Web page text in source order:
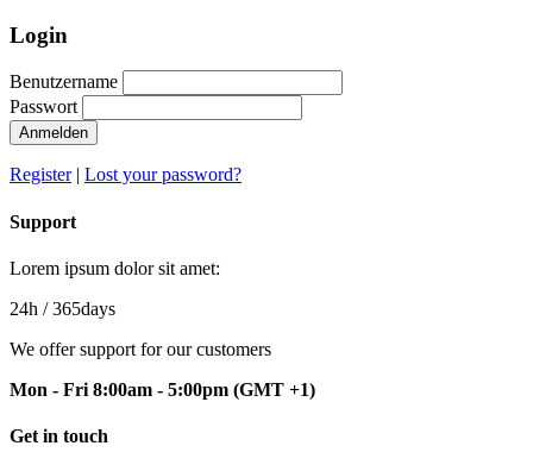
Login
Benutzername
Passwort
Anmelden
Register| Lost your password?
Support
Lorem ipsum dolor sit amet:
24h / 365days
We offer support for our customers
Mon - Fri 8:00am - 5:00pm (GMT +1)
Get in touch